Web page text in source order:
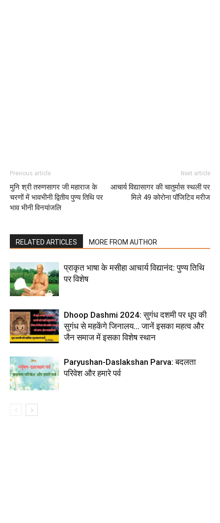
Previous article
मुनि श्री तरुणसागर जी महाराज के
चरणों में भावभीनी द्वितीय पुण्य तिथि पर
भाव भीनी विनयांजलि
Next article
आचार्य विद्यासागर की चातुर्मास स्थली पर
मिले 49 कोरोना पॉजिटिव मरीज
RELATED ARTICLES MORE FROM AUTHOR
प्राकृत भाषा के मसीहा आचार्य विद्यानंद: पुण्य तिथि
पर विशेष
Dhoop Dashmi 2024: सुगंध दशमी पर धूप की
सुगंध से महकेंगे जिनालय… जानें इसका महत्व और
जैन समाज में इसका विशेष स्थान
Paryushan-Daslakshan Parva: बदलता
परिवेश और हमारे पर्व